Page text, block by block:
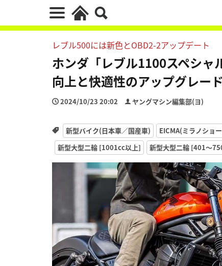
レブル500には新色とOBD2-2アップデート
ホンダ「レブル1100スペシャ
向上と快適性のアップグレー
2024/10/23 20:02 ヤングマシン編集部(ヨ)
新型バイク(日本車／国産車) EICMA(ミラノショ
新型大型二輪 [1001cc以上]
新型大型二輪 [401〜